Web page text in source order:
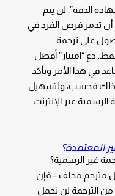
الدقة”. لن يتم
أن تدمر فرص الفرد في
على ترجمة
دع “امتياز” أفضل
في هذا الأمر وتأكد
ذلك فحسب، ولتسهيل
الرسمية عبر الإنترنت.
المعتمدة؟
غير الرسمية؟
مترجم محلف – فإن
من الترجمة لن تحمل